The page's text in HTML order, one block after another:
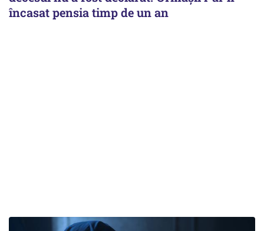
încasat pensia timp de un an